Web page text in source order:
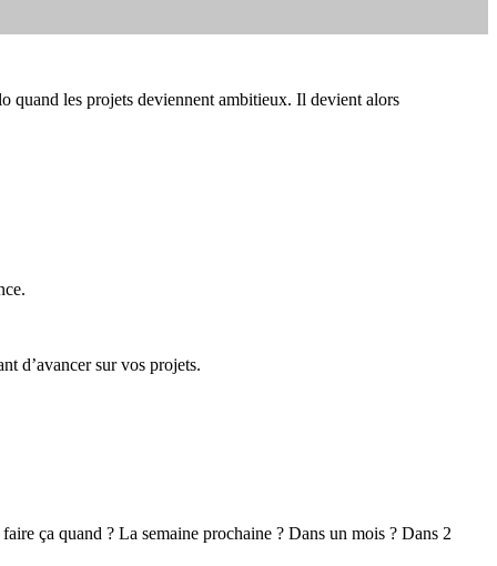
quand les projets deviennent ambitieux. Il devient alors
d’avancer sur vos projets.
ça quand ? La semaine prochaine ? Dans un mois ? Dans 2